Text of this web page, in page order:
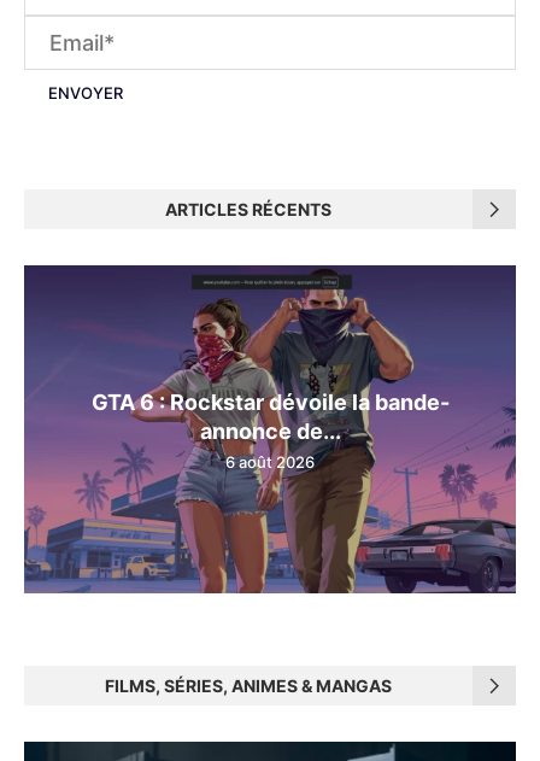
ARTICLES RÉCENTS
GTA 6 : Rockstar dévoile la bande-
annonce de...
6 août 2026
FILMS, SÉRIES, ANIMES & MANGAS